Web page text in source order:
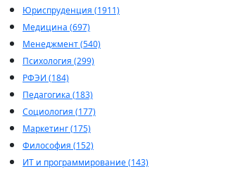
Юриспруденция (1911)
Медицина (697)
Менеджмент (540)
Психология (299)
РФЭИ (184)
Педагогика (183)
Социология (177)
Маркетинг (175)
Философия (152)
ИТ и программирование (143)